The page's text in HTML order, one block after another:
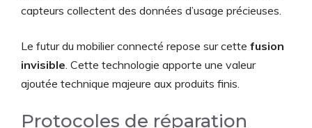
capteurs collectent des données d’usage précieuses.
Le futur du mobilier connecté repose sur cette fusion
invisible. Cette technologie apporte une valeur
ajoutée technique majeure aux produits finis.
Protocoles de réparation